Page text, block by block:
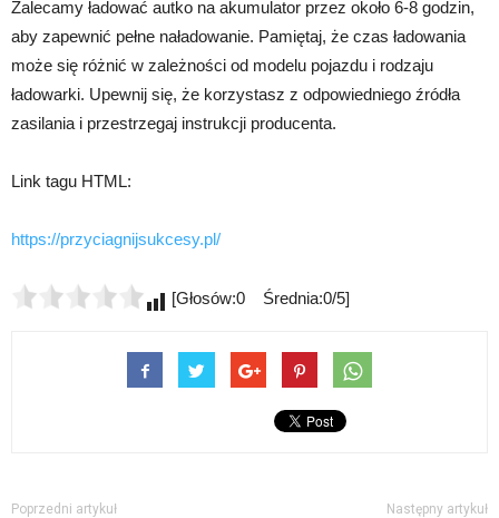
Zalecamy ładować autko na akumulator przez około 6-8 godzin,
aby zapewnić pełne naładowanie. Pamiętaj, że czas ładowania
może się różnić w zależności od modelu pojazdu i rodzaju
ładowarki. Upewnij się, że korzystasz z odpowiedniego źródła
zasilania i przestrzegaj instrukcji producenta.
Link tagu HTML:
https://przyciagnijsukcesy.pl/
[Głosów:0 Średnia:0/5]
Poprzedni artykuł Następny artykuł